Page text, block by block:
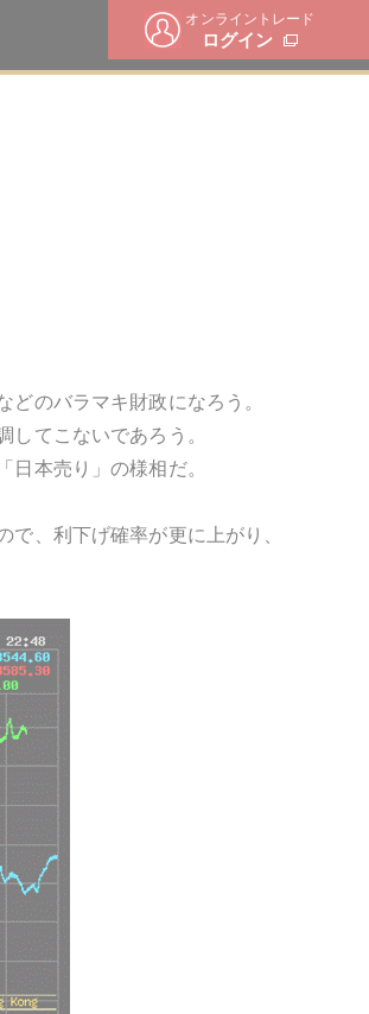
オンライントレード
ログイン
のバラマキ財政になろう。
てこないであろう。
本売り」の様相だ。
、利下げ確率が更に上がり、